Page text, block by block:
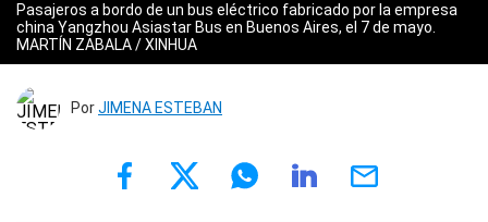
Pasajeros a bordo de un bus eléctrico fabricado por la empresa
china Yangzhou Asiastar Bus en Buenos Aires, el 7 de mayo.
MARTÍN ZABALA / XINHUA
PorJIMENA ESTEBAN